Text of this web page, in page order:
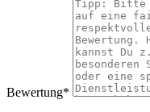
Bewertung*